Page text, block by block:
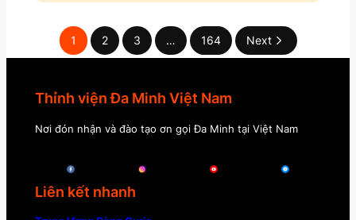
1 2 3 … 164 Next
Thỉnh viện Đa Minh Việt Nam
Nơi đón nhận và đào tạo ơn gọi Đa Minh tại Việt Nam
Liên kết nhanh